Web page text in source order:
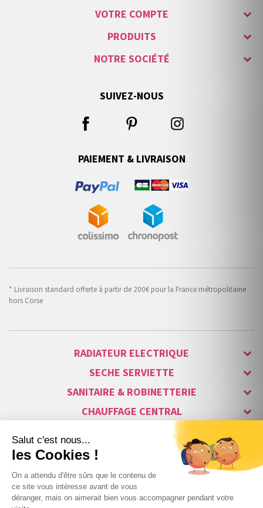
VOTRE COMPTE
PRODUITS
NOTRE SOCIÉTÉ
SUIVEZ-NOUS
PAIEMENT & LIVRAISON
* Livraison standard offerte à partir de 200€ pour la France métropolitaine
hors Corse
RADIATEUR ELECTRIQUE
SECHE SERVIETTE
SANITAIRE & ROBINETTERIE
CHAUFFAGE CENTRAL
ALARME & SÉCURITÉ
MAISON CONNECTÉE
VISIOPHONE & INTERPHONE
LUMINAIRES & ECLAIRAGE